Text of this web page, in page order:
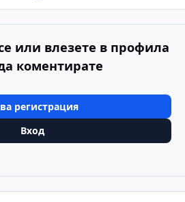
или влезете в профила
коментирате
регистрация
Вход